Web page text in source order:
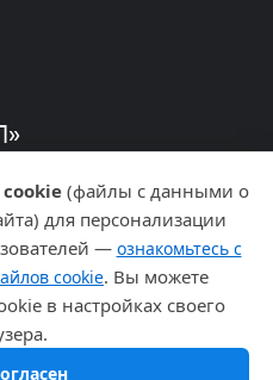
cookie (файлы с данными о
для персонализации
— ознакомьтесь с
cookie. Вы можете
в настройках своего